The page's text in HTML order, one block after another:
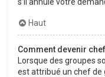
Haut
Comment devenir
Lorsque des groupes
est attribué un chef de